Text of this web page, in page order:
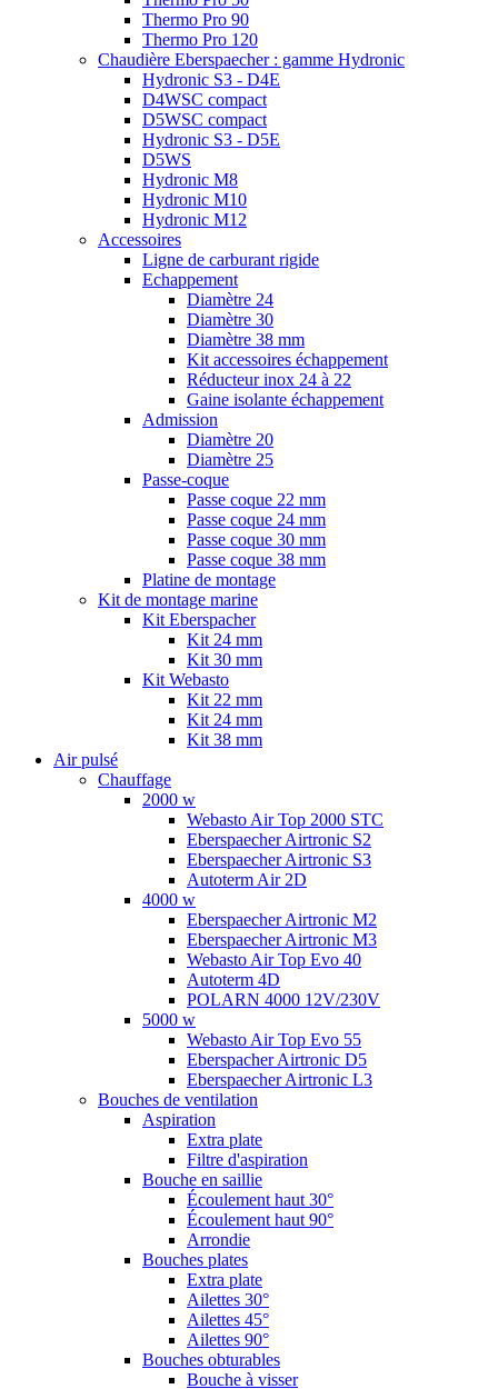
Thermo Pro 90
Thermo Pro 120
Chaudière Eberspaecher : gamme Hydronic
Hydronic S3 - D4E
D4WSC compact
D5WSC compact
Hydronic S3 - D5E
D5WS
Hydronic M8
Hydronic M10
Hydronic M12
Accessoires
Ligne de carburant rigide
Echappement
Diamètre 24
Diamètre 30
Diamètre 38 mm
Kit accessoires échappement
Réducteur inox 24 à 22
Gaine isolante échappement
Admission
Diamètre 20
Diamètre 25
Passe-coque
Passe coque 22 mm
Passe coque 24 mm
Passe coque 30 mm
Passe coque 38 mm
Platine de montage
Kit de montage marine
Kit Eberspacher
Kit 24 mm
Kit 30 mm
Kit Webasto
Kit 22 mm
Kit 24 mm
Kit 38 mm
Air pulsé
Chauffage
2000 w
Webasto Air Top 2000 STC
Eberspaecher Airtronic S2
Eberspaecher Airtronic S3
Autoterm Air 2D
4000 w
Eberspaecher Airtronic M2
Eberspaecher Airtronic M3
Webasto Air Top Evo 40
Autoterm 4D
POLARN 4000 12V/230V
5000 w
Webasto Air Top Evo 55
Eberspacher Airtronic D5
Eberspaecher Airtronic L3
Bouches de ventilation
Aspiration
Extra plate
Filtre d'aspiration
Bouche en saillie
Écoulement haut 30°
Écoulement haut 90°
Arrondie
Bouches plates
Extra plate
Ailettes 30°
Ailettes 45°
Ailettes 90°
Bouches obturables
Bouche à visser